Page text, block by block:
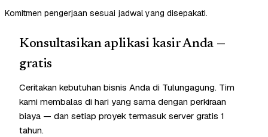
Komitmen pengerjaan sesuai jadwal yang disepakati.
Konsultasikan aplikasi kasir Anda —
gratis
Ceritakan kebutuhan bisnis Anda di Tulungagung. Tim
kami membalas di hari yang sama dengan perkiraan
biaya — dan setiap proyek termasuk server gratis 1
tahun.